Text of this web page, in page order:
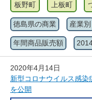
板野町 上板町
徳島県の商業 産業別
年間商品販売額
2020年4月14日
新型コロナウイルス感染
を公開